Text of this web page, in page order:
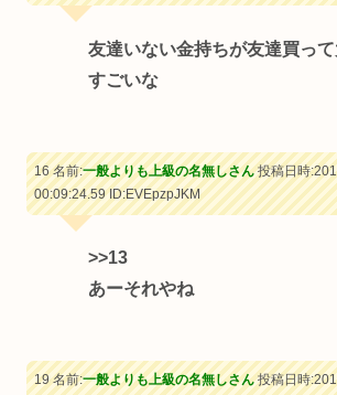
友達いない金持ちが友達買っ
すごいな
16 名前:一般よりも上級の名無しさん投稿日時
00:09:24.59ID:EVEpzpJKM
>>13
あーそれやね
19 名前:一般よりも上級の名無しさん投稿日時